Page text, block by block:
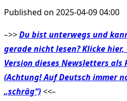
Published on 2025-04-09 04:00
–>>Du bist unterwegs und
gerade nicht lesen? Klicke
Version dieses Newsletters als
(Achtung! Auf Deutsch immer
„schräg“) <<–